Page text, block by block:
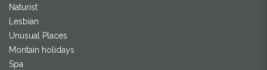
Naturist
Lesbian
Unusual Places
Montain holidays
Spa